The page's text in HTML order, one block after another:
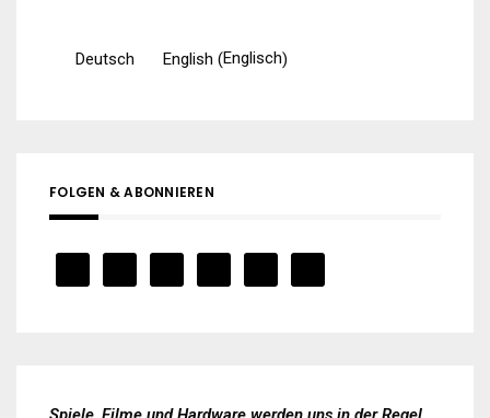
Deutsch English (Englisch)
FOLGEN & ABONNIEREN